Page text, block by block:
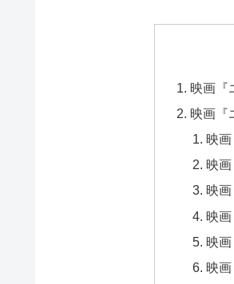
映画『
映画『
映
映
映
映
映
映